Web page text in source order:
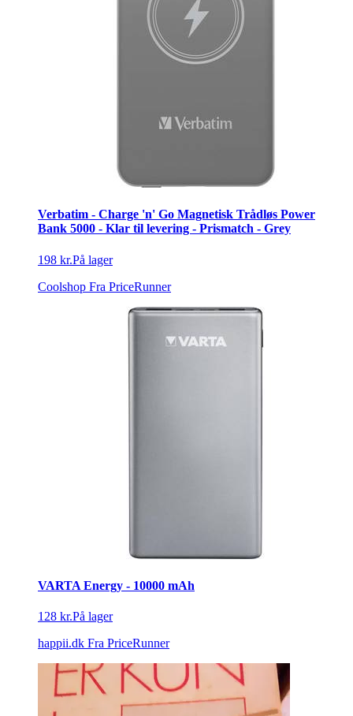
Verbatim - Charge 'n' Go Magnetisk Trådløs Power
Bank 5000 - Klar til levering - Prismatch - Grey
198 kr.På lager
Coolshop Fra PriceRunner
VARTA Energy - 10000 mAh
128 kr.På lager
happii.dk Fra PriceRunner